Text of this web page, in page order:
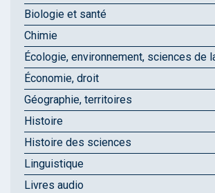
Biologie et santé
Chimie
Écologie, environnement, sciences de
Économie, droit
Géographie, territoires
Histoire
Histoire des sciences
Linguistique
Livres audio